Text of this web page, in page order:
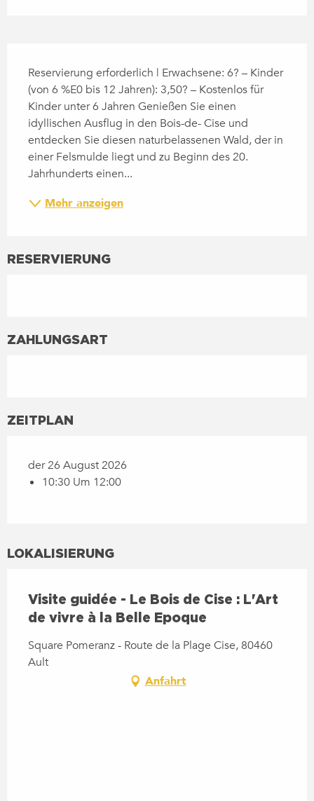
Reservierung erforderlich | Erwachsene: 6? – Kinder
(von 6 %E0 bis 12 Jahren): 3,50? – Kostenlos für
Kinder unter 6 Jahren Genießen Sie einen
idyllischen Ausflug in den Bois-de- Cise und
entdecken Sie diesen naturbelassenen Wald, der in
einer Felsmulde liegt und zu Beginn des 20.
Jahrhunderts einen...
Mehr anzeigen
RESERVIERUNG
ZAHLUNGSART
ZEITPLAN
der 26 August 2026
10:30 Um 12:00
LOKALISIERUNG
Visite guidée - Le Bois de Cise : L'Art
de vivre à la Belle Epoque
Square Pomeranz - Route de la Plage Cise, 80460
Ault
Anfahrt